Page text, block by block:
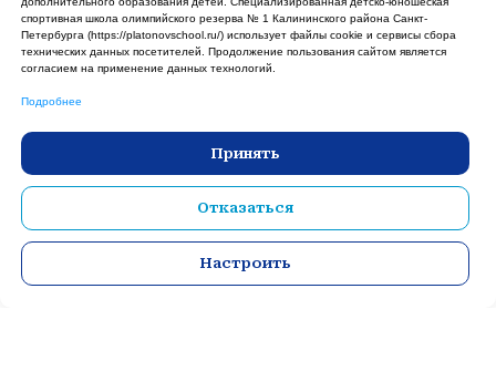
Имеющиеся почетные
звание, спортивные
почетные звания,
спортивные звания
Знак «Лучший работник
физической культуры и
спорта»
Республики Башкортостан»,
Знак «Лучший судья
Республики Башкортостан»,
Спортивный судья
дополнительной
1. Дополнительная
образовательная
спортивная школа олимпийского резерва № 1 Калининского района Санкт-
Петербурга (https://platonovschool.ru/) использует файлы cookie и сервисы сбора
технических данных посетителей. Продолжение пользования сайтом является
согласием на применение данных технологий.
Подробнее
Принять
Отказаться
Настроить